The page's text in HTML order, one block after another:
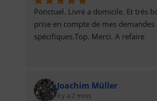
Ponctuel. Livré a domicile. Et trés
prise en compte de mes demandes
spécifiques.Top. Merci. A refaire
Joachim Müller
il y a 2 mois